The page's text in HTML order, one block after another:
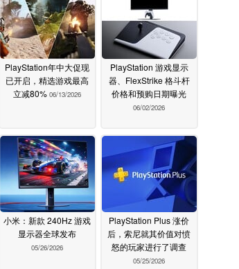
PlayStation年中大促现
已开启，精选游戏最高
立减80% 06/13/2026
PlayStation 游戏显示
器、FlexStrike 格斗杆
价格和预购日期曝光
06/02/2026
小米：新款 240Hz 游戏
显示器全球发布
05/26/2026
PlayStation Plus 涨价
后，索尼就其价值对愤
怒的玩家进行了调查
05/25/2026